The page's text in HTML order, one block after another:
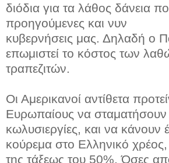
διόδια για τα λάθος δάνεια
προηγούμενες και νυν
κυβερνήσεις μας. Δηλαδή ο
επωμιστεί το κόστος των
τραπεζιτών.
Οι Αμερικανοί αντίθετα
Ευρωπαίους να σταματήσουν
κωλυσιεργίες, και να κάνουν
κούρεμα στο Ελληνικό χρέος,
της τάξεως του 50%. Όσες